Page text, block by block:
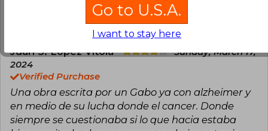
This review is useful 3
Juan S. López Vitola
Sunday, March 17,
2024
Verified Purchase
Una obra escrita por un Gabo ya con alzheimer y
en medio de su lucha donde el cancer. Donde
siempre se cuestionaba si lo que hacia estaba
Go to U.S.A.
I want to stay here